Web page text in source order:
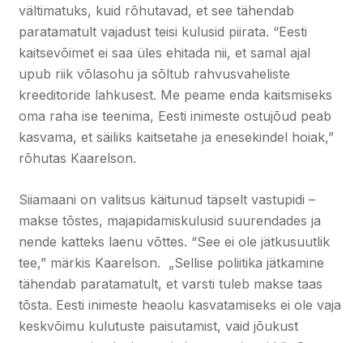
vältimatuks, kuid rõhutavad, et see tähendab
paratamatult vajadust teisi kulusid piirata. “Eesti
kaitsevõimet ei saa üles ehitada nii, et samal ajal
upub riik võlasohu ja sõltub rahvusvaheliste
kreeditoride lahkusest. Me peame enda kaitsmiseks
oma raha ise teenima, Eesti inimeste ostujõud peab
kasvama, et säiliks kaitsetahe ja enesekindel hoiak,”
rõhutas Kaarelson.
Siiamaani on valitsus käitunud täpselt vastupidi –
makse tõstes, majapidamiskulusid suurendades ja
nende katteks laenu võttes. “See ei ole jätkusuutlik
tee,” märkis Kaarelson. „Sellise poliitika jätkamine
tähendab paratamatult, et varsti tuleb makse taas
tõsta. Eesti inimeste heaolu kasvatamiseks ei ole vaja
keskvõimu kulutuste paisutamist, vaid jõukust